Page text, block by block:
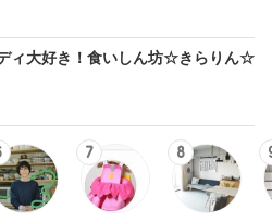
ィ大好き！食いしん坊☆きらりん☆
7 8